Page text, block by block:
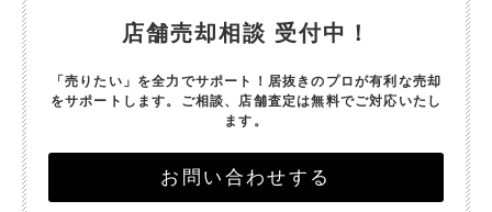
店舗売却相談 受付中！
「売りたい」を全力でサポート！ 居抜きのプロが有利な売却
をサポートします。 ご相談、店舗査定は無料でご対応いたし
ます。
お問い合わせする